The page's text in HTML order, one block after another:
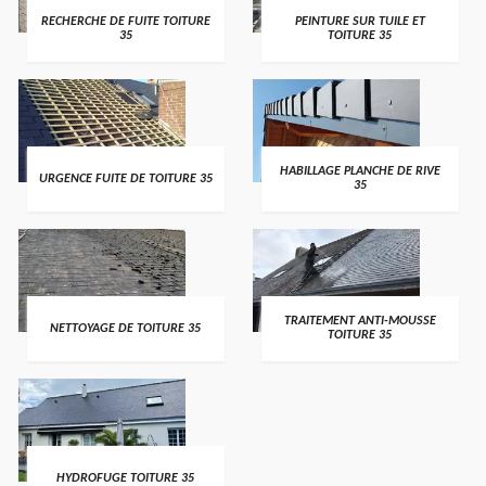
RECHERCHE DE FUITE TOITURE
35
PEINTURE SUR TUILE ET
TOITURE 35
URGENCE FUITE DE TOITURE 35
HABILLAGE PLANCHE DE RIVE
35
NETTOYAGE DE TOITURE 35
TRAITEMENT ANTI-MOUSSE
TOITURE 35
HYDROFUGE TOITURE 35